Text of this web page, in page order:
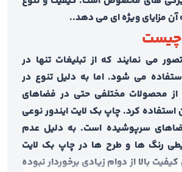
ویژه ای می دهد..
که از تبلیغات تنها در
شود. اما به دلیل تنوع در
مختلفی حتی در فضاهای
چاپ بک لایت ایندور نوعی
است. به دلیل عدم
و طرح ها در چاپ بک لایت
از دوام زیادی برخوردار نبوده